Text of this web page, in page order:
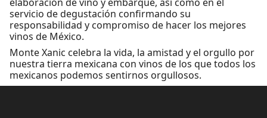
servicio de degustación confirmando su
responsabilidad y compromiso de hacer los mejores
vinos de México.
Monte Xanic celebra la vida, la amistad y el orgullo por
nuestra tierra mexicana con vinos de los que todos los
mexicanos podemos sentirnos orgullosos.